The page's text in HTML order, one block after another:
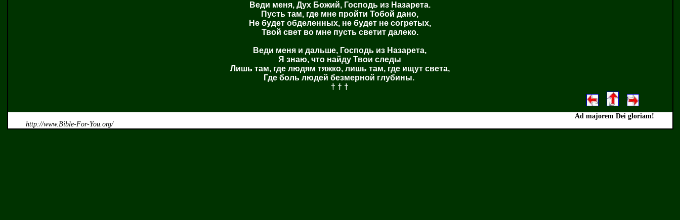
Веди меня, Дух Божий, Господь из Назарета.
Пусть там, где мне пройти Тобой дано,
Не будет обделенных, не будет не согретых,
Твой свет во мне пусть светит далеко.
Веди меня и дальше, Господь из Назарета,
Я знаю, что найду Твои следы
Лишь там, где людям тяжко, лишь там, где ищут света,
Где боль людей безмерной глубины.
† † †
Ad majorem Dei gloriam!
http://www.Bible-For-You.org/